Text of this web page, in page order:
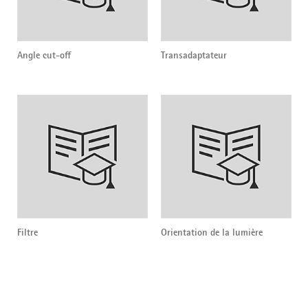
Angle cut-off Transadaptateur
Filtre Orientation de la lumière